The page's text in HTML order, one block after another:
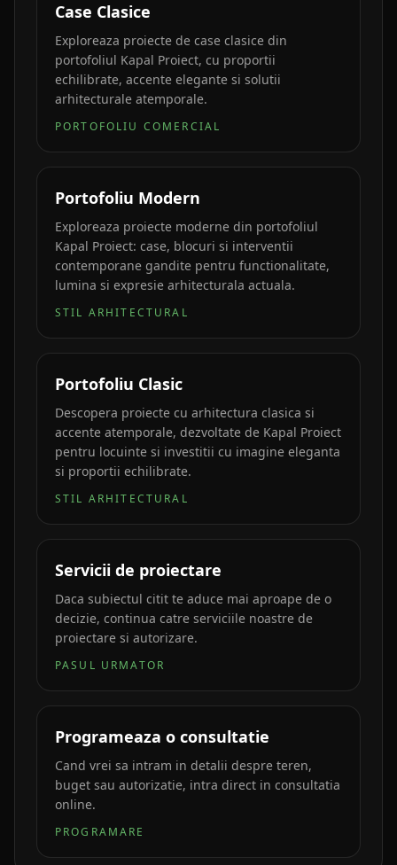
Case Clasice
Exploreaza proiecte de case clasice din
portofoliul Kapal Proiect, cu proportii
echilibrate, accente elegante si solutii
arhitecturale atemporale.
PORTOFOLIU COMERCIAL
Portofoliu Modern
Exploreaza proiecte moderne din portofoliul
Kapal Proiect: case, blocuri si interventii
contemporane gandite pentru functionalitate,
lumina si expresie arhitecturala actuala.
STIL ARHITECTURAL
Portofoliu Clasic
Descopera proiecte cu arhitectura clasica si
accente atemporale, dezvoltate de Kapal Proiect
pentru locuinte si investitii cu imagine eleganta
si proportii echilibrate.
STIL ARHITECTURAL
Servicii de proiectare
Daca subiectul citit te aduce mai aproape de o
decizie, continua catre serviciile noastre de
proiectare si autorizare.
PASUL URMATOR
Programeaza o consultatie
Cand vrei sa intram in detalii despre teren,
buget sau autorizatie, intra direct in consultatia
online.
PROGRAMARE